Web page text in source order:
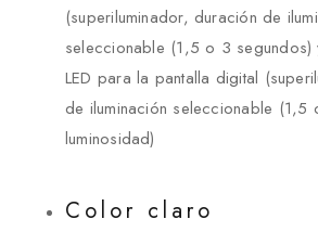
(superiluminador, duración de
seleccionable (1,5 o 3 segundos)
LED para la pantalla digital
de iluminación seleccionable (1,5
luminosidad)
Color claro